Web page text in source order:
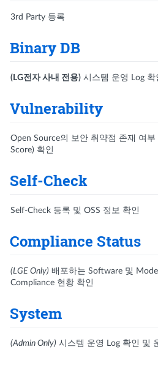
3rd Party 등록
Binary DB
(LG전자 사내 전용) 시스템 운영 Log
Vulnerability
Open Source의 보안 취약점 존재 여부
Score) 확인
Self-Check
Self-Check 등록 및 OSS 정보 확인
Compliance Status
(LGE Only) 배포하는 Software 및
Compliance 현황 확인
System
(Admin Only) 시스템 운영 Log 확인 및